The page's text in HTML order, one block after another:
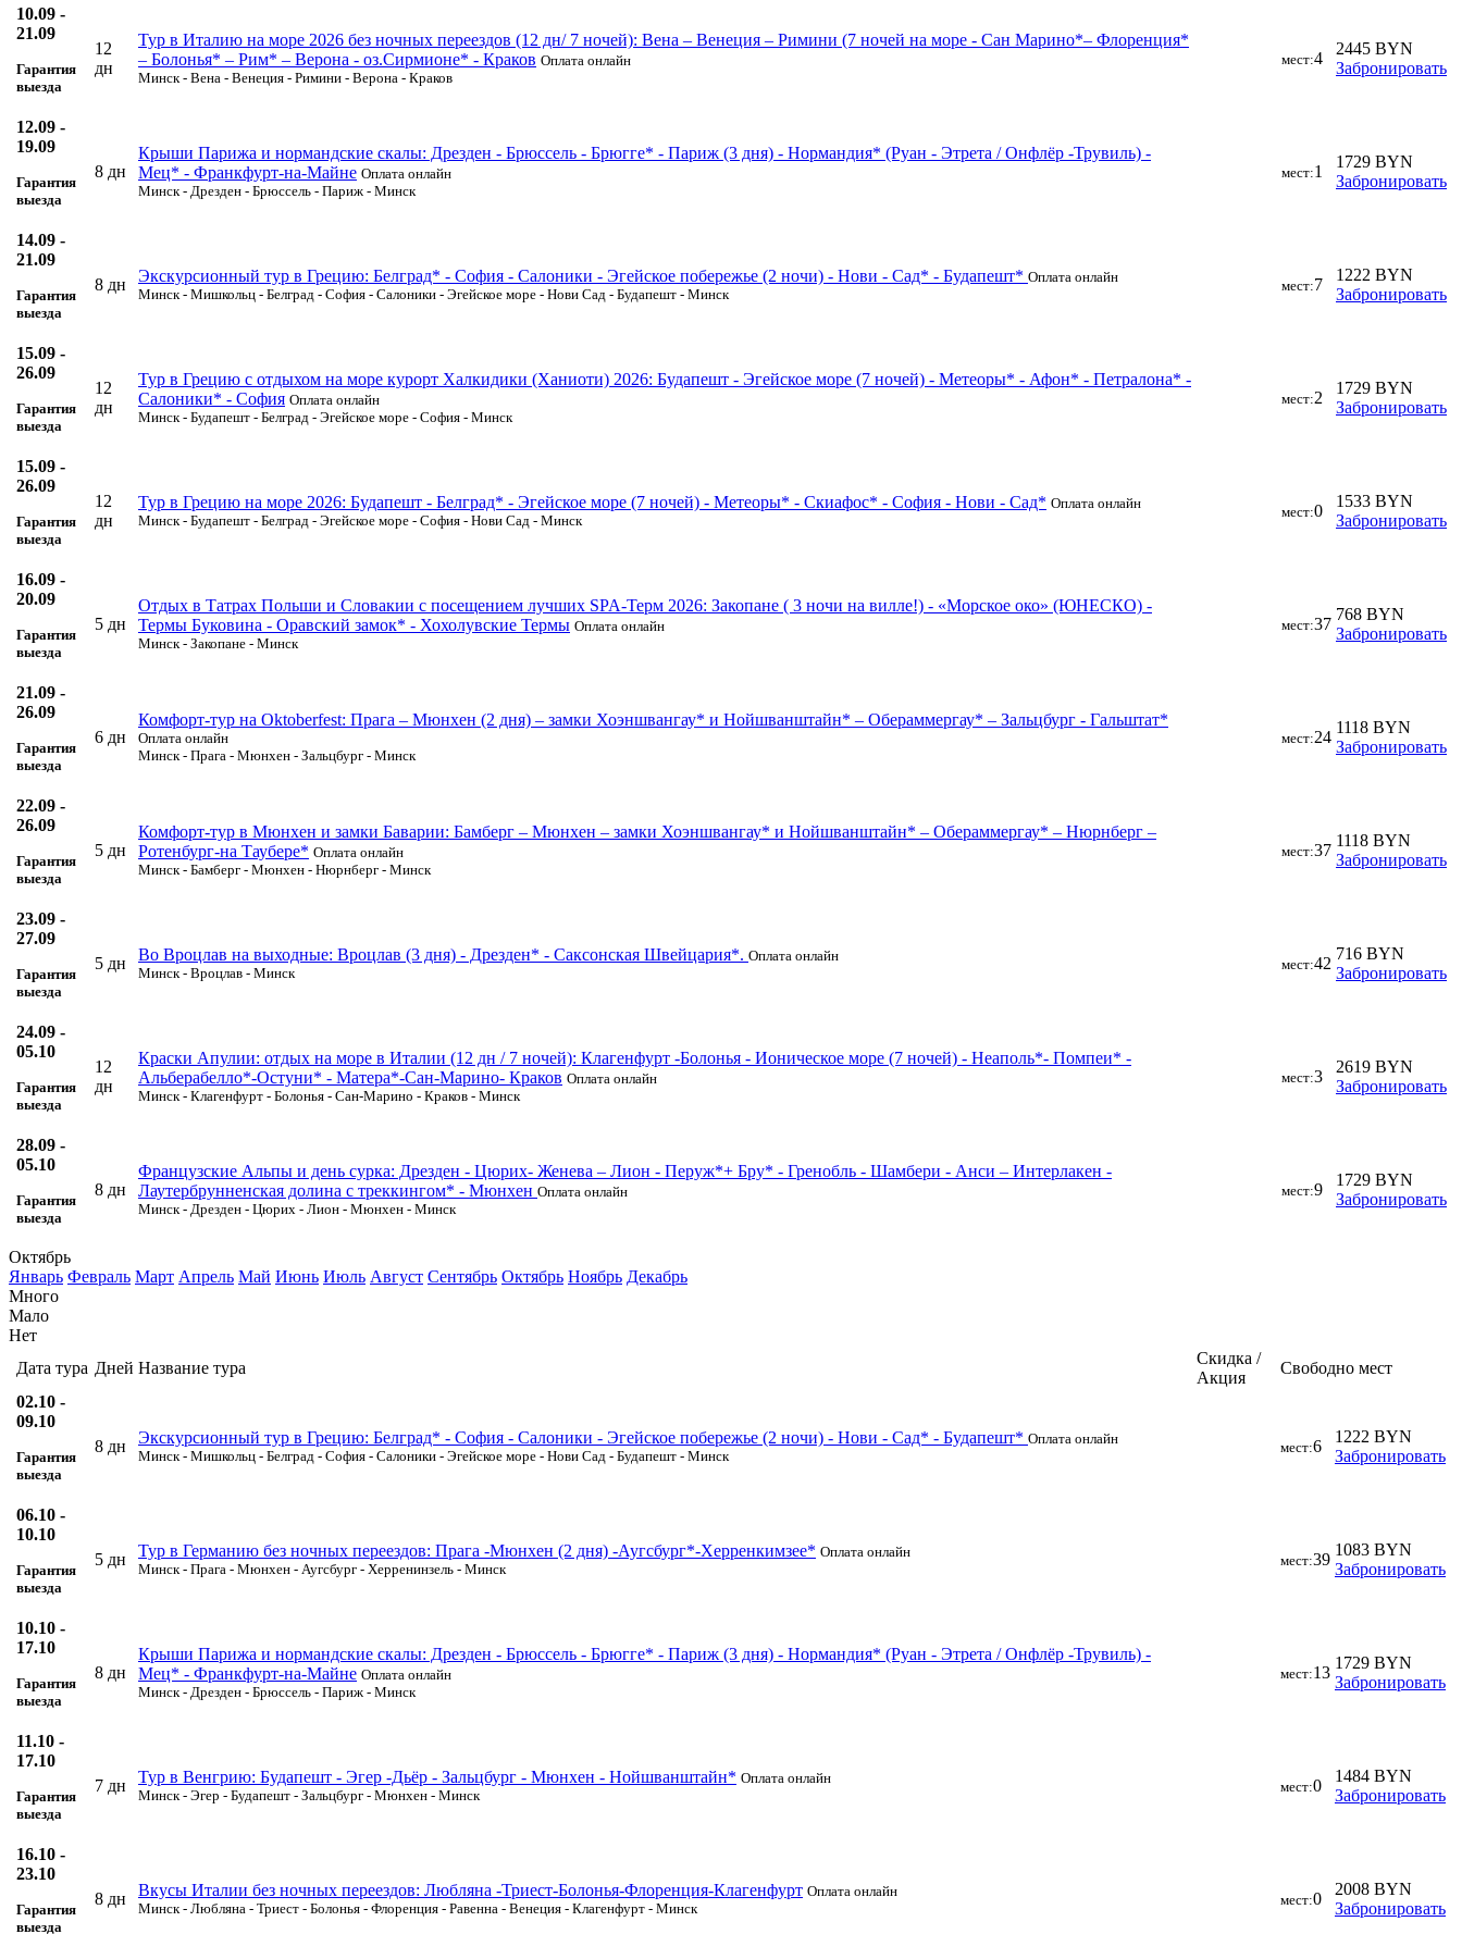
10.09 -
21.09
Гарантия
выезда
12
дн
Тур в Италию на море 2026 без ночных переездов (12 дн/ 7 ночей): Вена – Венеция – Римини (7 ночей на море - Сан Марино*– Флоренция*
– Болонья* – Рим* – Верона - оз.Сирмионе* - Краков Оплата онлайн
Минск - Вена - Венеция - Римини - Верона - Краков
мест:4
2445 BYN
Забронировать
12.09 -
19.09
Гарантия
выезда
8 дн
Крыши Парижа и нормандские скалы: Дрезден - Брюссель - Брюгге* - Париж (3 дня) - Нормандия* (Руан - Этрета / Онфлёр -Трувиль) -
Мец* - Франкфурт-на-Майне Оплата онлайн
Минск - Дрезден - Брюссель - Париж - Минск
мест:1
1729 BYN
Забронировать
14.09 -
21.09
Гарантия
выезда
8 дн Экскурсионный тур в Грецию: Белград* - София - Салоники - Эгейское побережье (2 ночи) - Нови - Сад* - Будапешт* Оплата онлайн
Минск - Мишкольц - Белград - София - Салоники - Эгейское море - Нови Сад - Будапешт - Минск
мест:7
1222 BYN
Забронировать
15.09 -
26.09
Гарантия
выезда
12
дн
Тур в Грецию с отдыхом на море курорт Халкидики (Ханиоти) 2026: Будапешт - Эгейское море (7 ночей) - Метеоры* - Афон* - Петралона* -
Салоники* - София Оплата онлайн
Минск - Будапешт - Белград - Эгейское море - София - Минск
мест:2
1729 BYN
Забронировать
15.09 -
26.09
Гарантия
выезда
12
дн
Тур в Грецию на море 2026: Будапешт - Белград* - Эгейское море (7 ночей) - Метеоры* - Скиафос* - София - Нови - Сад* Оплата онлайн
Минск - Будапешт - Белград - Эгейское море - София - Нови Сад - Минск
мест:0
1533 BYN
Забронировать
16.09 -
20.09
Гарантия
выезда
5 дн
Отдых в Татрах Польши и Словакии с посещением лучших SPA-Терм 2026: Закопане ( 3 ночи на вилле!) - «Морское око» (ЮНЕСКО) -
Термы Буковина - Оравский замок* - Хохолувские Термы Оплата онлайн
Минск - Закопане - Минск
мест:37
768 BYN
Забронировать
21.09 -
26.09
Гарантия
выезда
6 дн
Комфорт-тур на Oktoberfest: Прага – Мюнхен (2 дня) – замки Хоэншвангау* и Нойшванштайн* – Обераммергау* – Зальцбург - Гальштат*
Оплата онлайн
Минск - Прага - Мюнхен - Зальцбург - Минск
мест:24
1118 BYN
Забронировать
22.09 -
26.09
Гарантия
выезда
5 дн
Комфорт-тур в Мюнхен и замки Баварии: Бамберг – Мюнхен – замки Хоэншвангау* и Нойшванштайн* – Обераммергау* – Нюрнберг –
Ротенбург-на Таубере* Оплата онлайн
Минск - Бамберг - Мюнхен - Нюрнберг - Минск
мест:37
1118 BYN
Забронировать
23.09 -
27.09
Гарантия
выезда
5 дн Во Вроцлав на выходные: Вроцлав (3 дня) - Дрезден* - Саксонская Швейцария*. Оплата онлайн
Минск - Вроцлав - Минск
мест:42
716 BYN
Забронировать
24.09 -
05.10
Гарантия
выезда
12
дн
Краски Апулии: отдых на море в Италии (12 дн / 7 ночей): Клагенфурт -Болонья - Ионическое море (7 ночей) - Неаполь*- Помпеи* -
Альберабелло*-Остуни* - Матера*-Сан-Марино- Краков Оплата онлайн
Минск - Клагенфурт - Болонья - Сан-Марино - Краков - Минск
мест:3
2619 BYN
Забронировать
28.09 -
05.10
Гарантия
выезда
8 дн
Французские Альпы и день сурка: Дрезден - Цюрих- Женева – Лион - Перуж*+ Бру* - Гренобль - Шамбери - Анси – Интерлакен -
Лаутербрунненская долина с треккингом* - Мюнхен Оплата онлайн
Минск - Дрезден - Цюрих - Лион - Мюнхен - Минск
мест:9
1729 BYN
Забронировать
Октябрь
Январь Февраль Март Апрель Май Июнь Июль Август Сентябрь Октябрь Ноябрь Декабрь
Много
Мало
Нет
Дата тура Дней Название тура
Скидка /
Акция
Свободно мест
02.10 -
09.10
Гарантия
выезда
8 дн Экскурсионный тур в Грецию: Белград* - София - Салоники - Эгейское побережье (2 ночи) - Нови - Сад* - Будапешт* Оплата онлайн
Минск - Мишкольц - Белград - София - Салоники - Эгейское море - Нови Сад - Будапешт - Минск
мест:6
1222 BYN
Забронировать
06.10 -
10.10
Гарантия
выезда
5 дн Тур в Германию без ночных переездов: Прага -Мюнхен (2 дня) -Аугсбург*-Херренкимзее* Оплата онлайн
Минск - Прага - Мюнхен - Аугсбург - Херренинзель - Минск
мест:39
1083 BYN
Забронировать
10.10 -
17.10
Гарантия
выезда
8 дн
Крыши Парижа и нормандские скалы: Дрезден - Брюссель - Брюгге* - Париж (3 дня) - Нормандия* (Руан - Этрета / Онфлёр -Трувиль) -
Мец* - Франкфурт-на-Майне Оплата онлайн
Минск - Дрезден - Брюссель - Париж - Минск
мест:13
1729 BYN
Забронировать
11.10 -
17.10
Гарантия
выезда
7 дн Тур в Венгрию: Будапешт - Эгер -Дьёр - Зальцбург - Мюнхен - Нойшванштайн* Оплата онлайн
Минск - Эгер - Будапешт - Зальцбург - Мюнхен - Минск
мест:0
1484 BYN
Забронировать
16.10 -
23.10
Гарантия
выезда
8 дн Вкусы Италии без ночных переездов: Любляна -Триест-Болонья-Флоренция-Клагенфурт Оплата онлайн
Минск - Любляна - Триест - Болонья - Флоренция - Равенна - Венеция - Клагенфурт - Минск
мест:0
2008 BYN
Забронировать